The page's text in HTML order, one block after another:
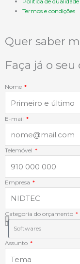
e
b
o
o
k
-
f
k
e
d
i
n
-
i
n
t
r
m
Termos e condições
Quer saber
Faça já o
Nome
E-mail
Telemóvel
Empresa
Categoria do orçamento
Assunto